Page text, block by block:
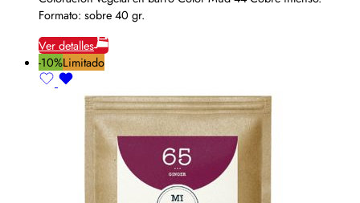
Formato: sobre 40 gr.
Ver detalles
-10%Limitado